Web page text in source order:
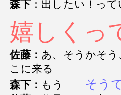
森下 ：出したい！っ
嬉しくっ
佐藤： あ、そうかそ
こに来る
森下： もう そう